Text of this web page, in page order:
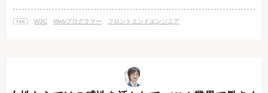
ジニアの登場には、近年、Web制作に関わる新しい技術が次々と登場し、
W3C Webプログラマー フロントエンドエンジニア